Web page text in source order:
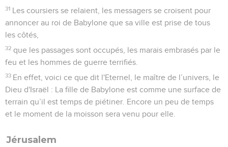
31 Les coursiers se relaient, les messagers se croisent pour
annoncer au roi de Babylone que sa ville est prise de tous
les côtés,
32 que les passages sont occupés, les marais embrasés par le
feu et les hommes de guerre terrifiés.
33 En effet, voici ce que dit l'Eternel, le maître de l’univers, le
Dieu d'Israël : La fille de Babylone est comme une surface de
terrain qu’il est temps de piétiner. Encore un peu de temps
et le moment de la moisson sera venu pour elle.
Jérusalem